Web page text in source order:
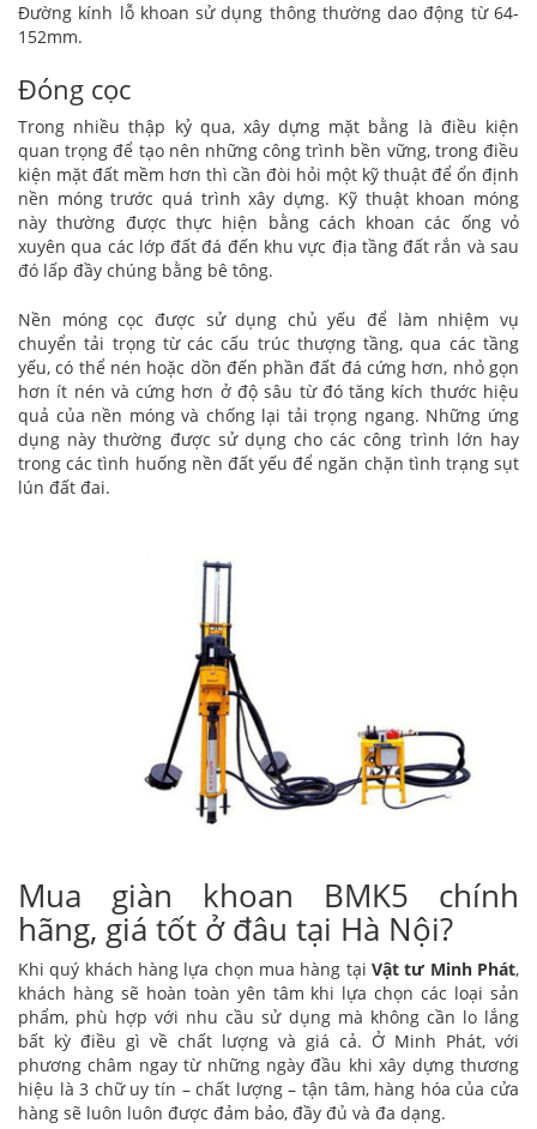
Đường kính lỗ khoan sử dụng thông thường dao động từ 64-
152mm.
Đóng cọc
Trong nhiều thập kỷ qua, xây dựng mặt bằng là điều kiện
quan trọng để tạo nên những công trình bền vững, trong điều
kiện mặt đất mềm hơn thì cần đòi hỏi một kỹ thuật để ổn định
nền móng trước quá trình xây dựng. Kỹ thuật khoan móng
này thường được thực hiện bằng cách khoan các ống vỏ
xuyên qua các lớp đất đá đến khu vực địa tầng đất rắn và sau
đó lấp đầy chúng bằng bê tông.
Nền móng cọc được sử dụng chủ yếu để làm nhiệm vụ
chuyển tải trọng từ các cấu trúc thượng tầng, qua các tầng
yếu, có thể nén hoặc dồn đến phần đất đá cứng hơn, nhỏ gọn
hơn ít nén và cứng hơn ở độ sâu từ đó tăng kích thước hiệu
quả của nền móng và chống lại tải trọng ngang. Những ứng
dụng này thường được sử dụng cho các công trình lớn hay
trong các tình huống nền đất yếu để ngăn chặn tình trạng sụt
lún đất đai.
Mua giàn khoan BMK5 chính
hãng, giá tốt ở đâu tại Hà Nội?
Khi quý khách hàng lựa chọn mua hàng tại Vật tư Minh Phát,
khách hàng sẽ hoàn toàn yên tâm khi lựa chọn các loại sản
phẩm, phù hợp với nhu cầu sử dụng mà không cần lo lắng
bất kỳ điều gì về chất lượng và giá cả. Ở Minh Phát, với
phương châm ngay từ những ngày đầu khi xây dựng thương
hiệu là 3 chữ uy tín – chất lượng – tận tâm, hàng hóa của cửa
hàng sẽ luôn luôn được đảm bảo, đầy đủ và đa dạng.